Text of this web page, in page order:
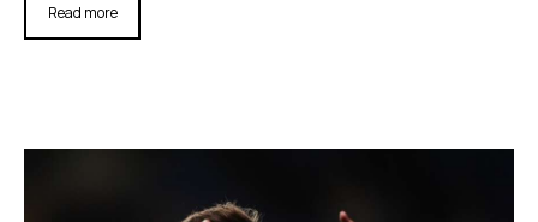
Read more